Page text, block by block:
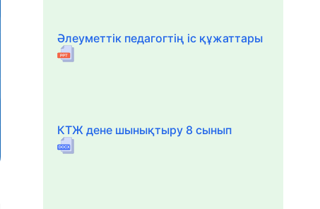
Әлеуметтік педагогтің іс құжаттары
КТЖ дене шынықтыру 8 сынып